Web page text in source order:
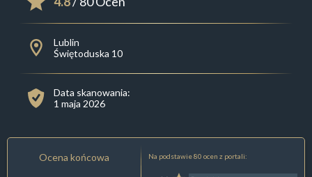
Lublin
Świętoduska 10
Data skanowania:
1 maja 2026
Ocena końcowa Na podstawie 80 ocen z portali: